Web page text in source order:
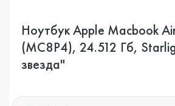
Ноутбук Apple Macbook
(MC8P4), 24.512 Гб,
звезда"